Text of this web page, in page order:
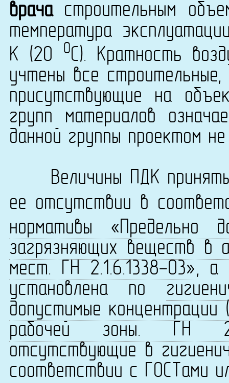
врачастроительным
температура
K (20
0C). Кратность
учтены все
присутствующие на
групп материалов
данной группы проектом
Величины ПДК
ее отсутствии в
нормативы «Предельно
загрязняющих веществ в
мест. ГН 2.1.6.1338-03», а
установлена по
допустимые
рабочей зоны. ГН
отсутствующие в
соответствии с ГОСТами